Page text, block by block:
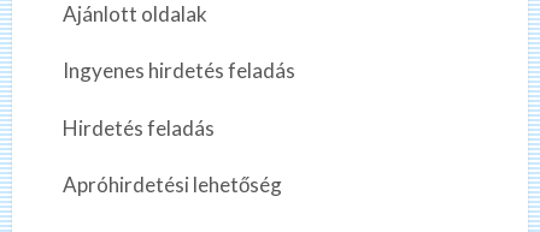
Ajánlott oldalak
Ingyenes hirdetés feladás
Hirdetés feladás
Apróhirdetési lehetőség